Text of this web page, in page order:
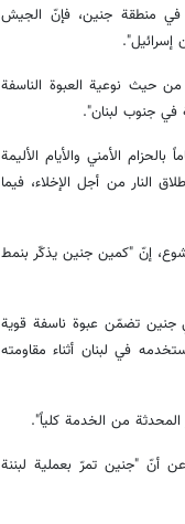
في منطقة جنين، فإنّ الجيش
إسرائيل".
حيث نوعية العبوة الناسفة
في جنوب لبنان".
الأمني والأيام الأليمة
النار من أجل الإخلاء، فيما
إنّ "كمين جنين يذكّر بنمط
جنين تضمّن عبوة ناسفة قوية
في لبنان أثناء مقاومته
أنّ "جنين تمرّ بعملية لبننة